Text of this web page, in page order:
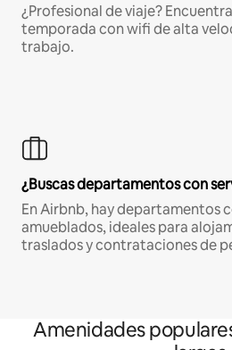
¿Profesional de viaje?
temporada con wifi de alta
trabajo.
¿Buscas departamentos con
En Airbnb, hay departamentos
amueblados, ideales para
traslados y contrataciones de
Amenidades